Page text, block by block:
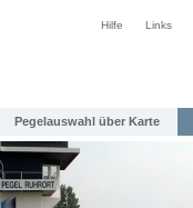
Hilfe Links
Pegelauswahl über Karte